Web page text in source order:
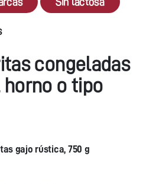
congeladas
horno o tipo
gajo rústica, 750 g